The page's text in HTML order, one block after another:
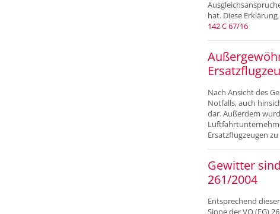
hat. Diese
142 C 67/16
Nach Ansicht des
Notfalls, auch
dar. Außerdem
Ersatzflugzeugen
Gewitter
261/2004
Entsprechend
Sinne der VO (EG)